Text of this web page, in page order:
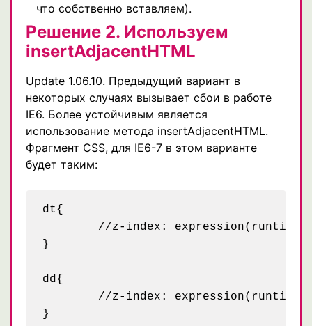
что собственно вставляем).
Решение 2. Используем
insertAdjacentHTML
Update 1.06.10. Предыдущий вариант в
некоторых случаях вызывает сбои в работе
IE6. Более устойчивым является
использование метода insertAdjacentHTML.
Фрагмент CSS, для IE6-7 в этом варианте
будет таким:
dt{
}
dd{